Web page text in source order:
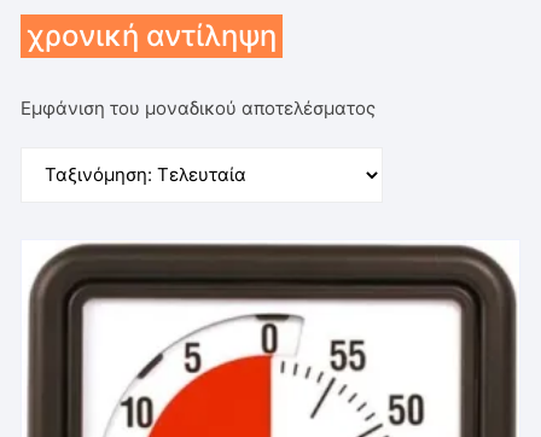
χρονική αντίληψη
Εμφάνιση του μοναδικού αποτελέσματος